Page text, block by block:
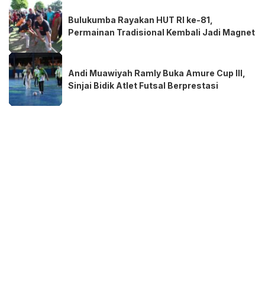
Bulukumba Rayakan HUT RI ke-81,
Permainan Tradisional Kembali Jadi Magnet
Andi Muawiyah Ramly Buka Amure Cup III,
Sinjai Bidik Atlet Futsal Berprestasi